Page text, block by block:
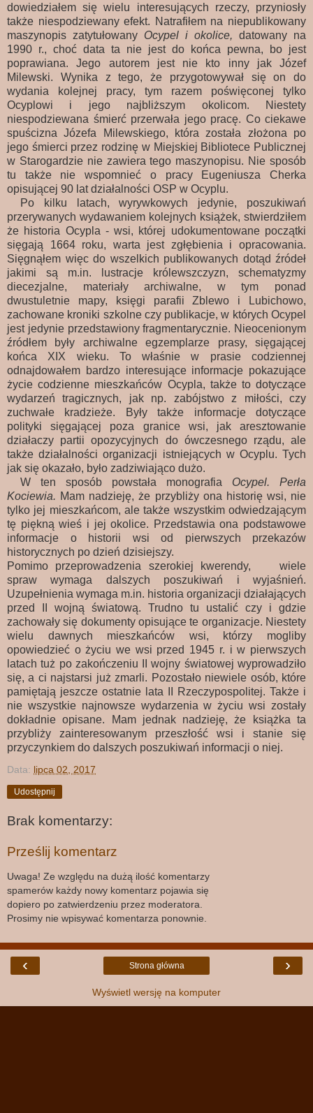
dowiedziałem się wielu interesujących rzeczy, przyniosły
także niespodziewany efekt. Natrafiłem na niepublikowany
maszynopis zatytułowany Ocypel i okolice, datowany na
1990 r., choć data ta nie jest do końca pewna, bo jest
poprawiana. Jego autorem jest nie kto inny jak Józef
Milewski. Wynika z tego, że przygotowywał się on do
wydania kolejnej pracy, tym razem poświęconej tylko
Ocyplowi i jego najbliższym okolicom. Niestety
niespodziewana śmierć przerwała jego pracę. Co ciekawe
spuścizna Józefa Milewskiego, która została złożona po
jego śmierci przez rodzinę w Miejskiej Bibliotece Publicznej
w Starogardzie nie zawiera tego maszynopisu. Nie sposób
tu także nie wspomnieć o pracy Eugeniusza Cherka
opisującej 90 lat działalności OSP w Ocyplu.
Po kilku latach, wyrywkowych jedynie, poszukiwań
przerywanych wydawaniem kolejnych książek, stwierdziłem
że historia Ocypla - wsi, której udokumentowane początki
sięgają 1664 roku, warta jest zgłębienia i opracowania.
Sięgnąłem więc do wszelkich publikowanych dotąd źródeł
jakimi są m.in. lustracje królewszczyzn, schematyzmy
diecezjalne, materiały archiwalne, w tym ponad
dwustuletnie mapy, księgi parafii Zblewo i Lubichowo,
zachowane kroniki szkolne czy publikacje, w których Ocypel
jest jedynie przedstawiony fragmentarycznie. Nieocenionym
źródłem były archiwalne egzemplarze prasy, sięgającej
końca XIX wieku. To właśnie w prasie codziennej
odnajdowałem bardzo interesujące informacje pokazujące
życie codzienne mieszkańców Ocypla, także to dotyczące
wydarzeń tragicznych, jak np. zabójstwo z miłości, czy
zuchwałe kradzieże. Były także informacje dotyczące
polityki sięgającej poza granice wsi, jak aresztowanie
działaczy partii opozycyjnych do ówczesnego rządu, ale
także działalności organizacji istniejących w Ocyplu. Tych
jak się okazało, było zadziwiająco dużo.
W ten sposób powstała monografia Ocypel. Perła
Kociewia. Mam nadzieję, że przybliży ona historię wsi, nie
tylko jej mieszkańcom, ale także wszystkim odwiedzającym
tę piękną wieś i jej okolice. Przedstawia ona podstawowe
informacje o historii wsi od pierwszych przekazów
historycznych po dzień dzisiejszy.
Pomimo przeprowadzenia szerokiej kwerendy, wiele
spraw wymaga dalszych poszukiwań i wyjaśnień.
Uzupełnienia wymaga m.in. historia organizacji działających
przed II wojną światową. Trudno tu ustalić czy i gdzie
zachowały się dokumenty opisujące te organizacje. Niestety
wielu dawnych mieszkańców wsi, którzy mogliby
opowiedzieć o życiu we wsi przed 1945 r. i w pierwszych
latach tuż po zakończeniu II wojny światowej wyprowadziło
się, a ci najstarsi już zmarli. Pozostało niewiele osób, które
pamiętają jeszcze ostatnie lata II Rzeczypospolitej. Także i
nie wszystkie najnowsze wydarzenia w życiu wsi zostały
dokładnie opisane. Mam jednak nadzieję, że książka ta
przybliży zainteresowanym przeszłość wsi i stanie się
przyczynkiem do dalszych poszukiwań informacji o niej.
Data: lipca 02, 2017
Udostępnij
Brak komentarzy:
Prześlij komentarz
Uwaga! Ze względu na dużą ilość komentarzy
spamerów każdy nowy komentarz pojawia się
dopiero po zatwierdzeniu przez moderatora.
Prosimy nie wpisywać komentarza ponownie.
‹ ›
Strona główna
Wyświetl wersję na komputer